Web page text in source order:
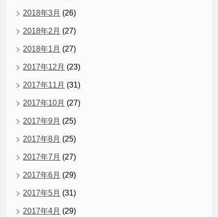
2018年3月 (26)
2018年2月 (27)
2018年1月 (27)
2017年12月 (23)
2017年11月 (31)
2017年10月 (27)
2017年9月 (25)
2017年8月 (25)
2017年7月 (27)
2017年6月 (29)
2017年5月 (31)
2017年4月 (29)